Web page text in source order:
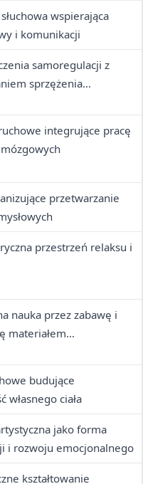
wspierająca
i komunikacji
samoregulacji z
sprzężenia
integrujące pracę
przetwarzanie
przestrzeń relaksu i
nauka przez zabawę i
materiałem
budujące
własnego ciała
jako forma
i rozwoju emocjonalnego
kształtowanie